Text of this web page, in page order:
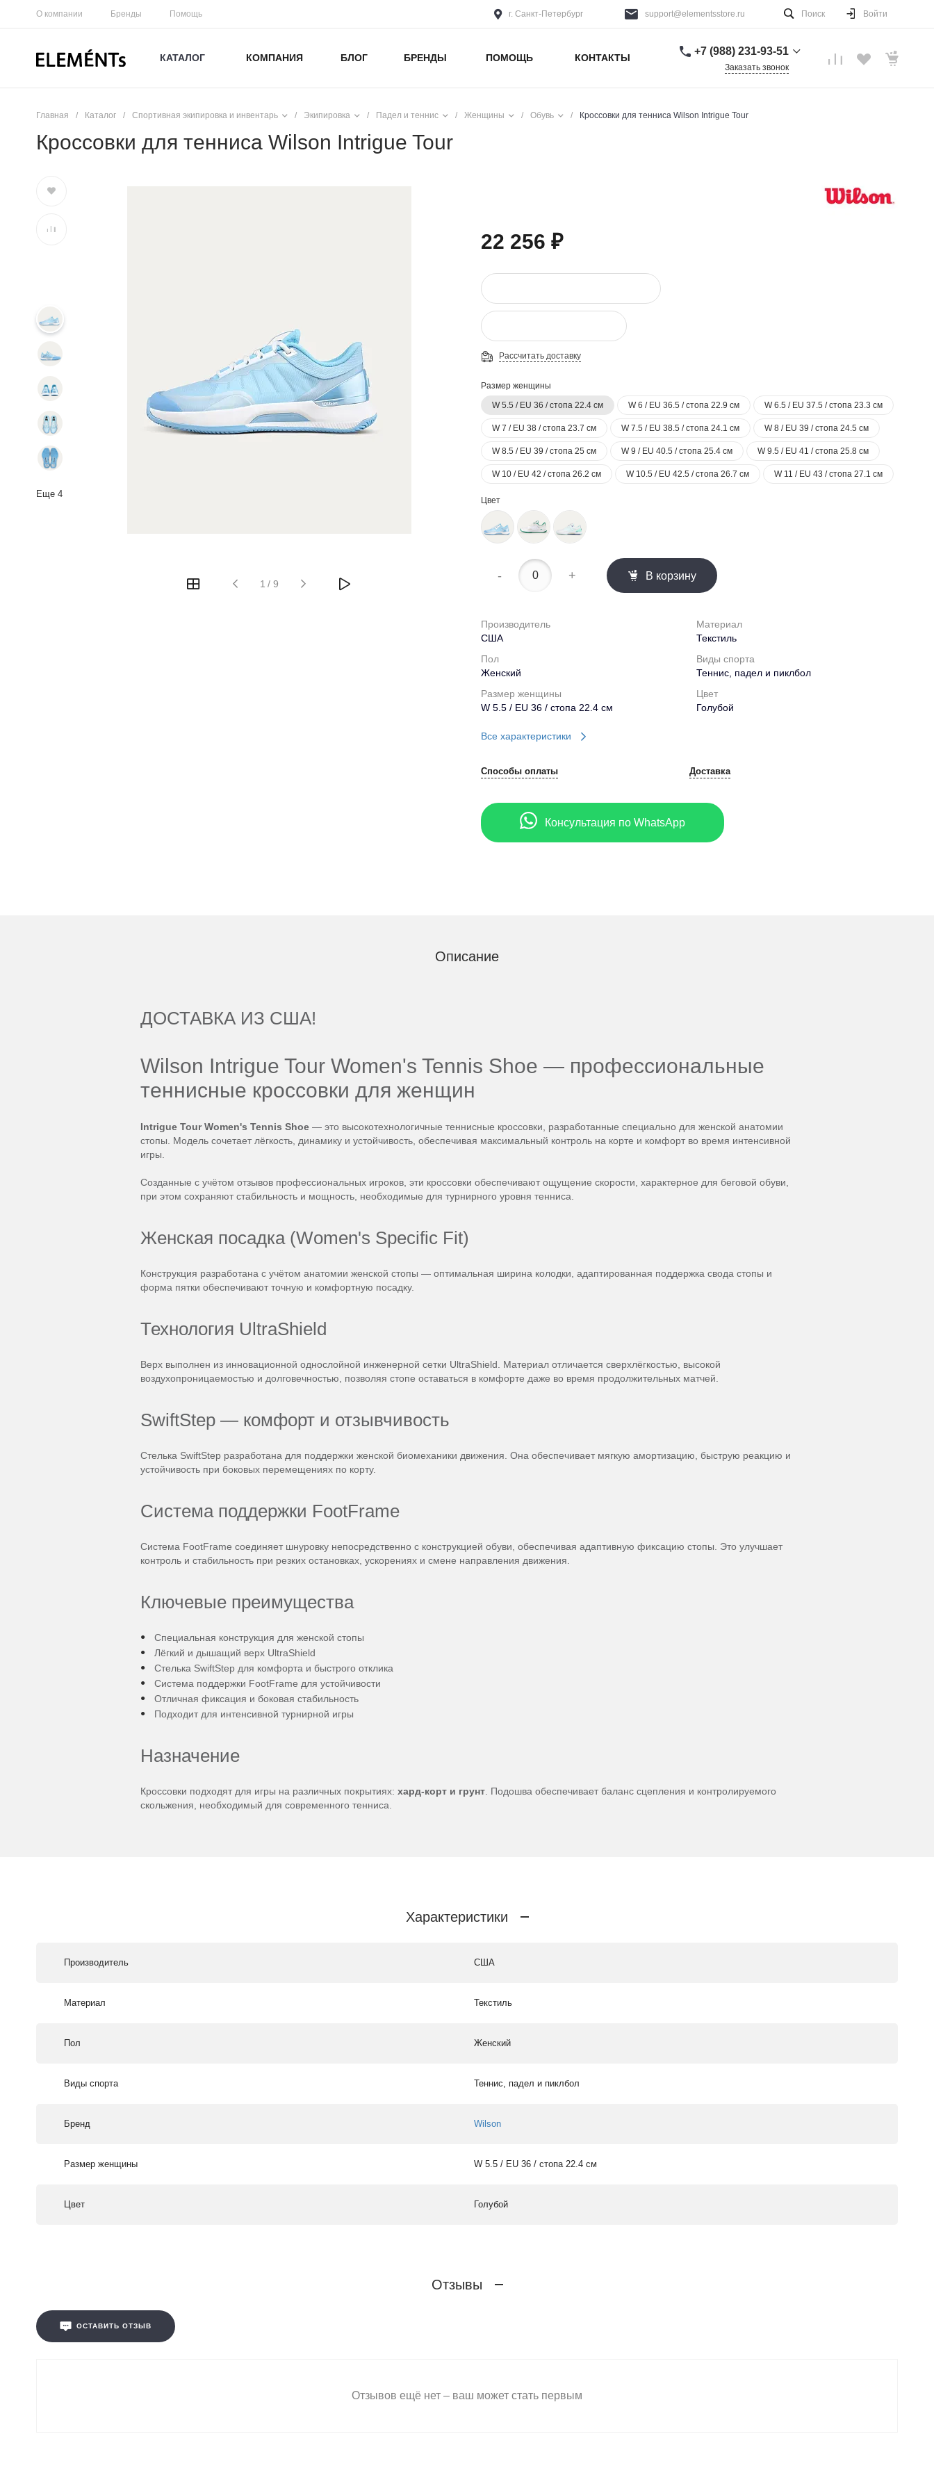
О компании Бренды Помощь г. Санкт-Петербург support@elementsstore.ru Поиск Войти
КАТАЛОГ КОМПАНИЯ БЛОГ БРЕНДЫ ПОМОЩЬ КОНТАКТЫ
+7 (988) 231-93-51
Заказать звонок
Главная / Каталог / Спортивная экипировка и инвентарь / Экипировка / Падел и теннис / Женщины / Обувь / Кроссовки для тенниса Wilson Intrigue Tour
Кроссовки для тенниса Wilson Intrigue Tour
Еще 4
1 / 9
22 256 ₽
Рассчитать доставку
Размер женщины
W 5.5 / EU 36 / стопа 22.4 см
W 6 / EU 36.5 / стопа 22.9 см W 6.5 / EU 37.5 / стопа 23.3 см
W 7 / EU 38 / стопа 23.7 см W 7.5 / EU 38.5 / стопа 24.1 см W 8 / EU 39 / стопа 24.5 см
W 8.5 / EU 39 / стопа 25 см W 9 / EU 40.5 / стопа 25.4 см W 9.5 / EU 41 / стопа 25.8 см
W 10 / EU 42 / стопа 26.2 см W 10.5 / EU 42.5 / стопа 26.7 см W 11 / EU 43 / стопа 27.1 см
Цвет
- + В корзину
Производитель
США
Материал
Текстиль
Пол
Женский
Виды спорта
Теннис, падел и пиклбол
Размер женщины
W 5.5 / EU 36 / стопа 22.4 см
Цвет
Голубой
Все характеристики
Способы оплаты Доставка
Консультация по WhatsApp
Описание
ДОСТАВКА ИЗ США!
Wilson Intrigue Tour Women's Tennis Shoe — профессиональные
теннисные кроссовки для женщин
Intrigue Tour Women's Tennis Shoe — это высокотехнологичные теннисные кроссовки, разработанные специально для женской анатомии
стопы. Модель сочетает лёгкость, динамику и устойчивость, обеспечивая максимальный контроль на корте и комфорт во время интенсивной
игры.
Созданные с учётом отзывов профессиональных игроков, эти кроссовки обеспечивают ощущение скорости, характерное для беговой обуви,
при этом сохраняют стабильность и мощность, необходимые для турнирного уровня тенниса.
Женская посадка (Women's Specific Fit)
Конструкция разработана с учётом анатомии женской стопы — оптимальная ширина колодки, адаптированная поддержка свода стопы и
форма пятки обеспечивают точную и комфортную посадку.
Технология UltraShield
Верх выполнен из инновационной однослойной инженерной сетки UltraShield. Материал отличается сверхлёгкостью, высокой
воздухопроницаемостью и долговечностью, позволяя стопе оставаться в комфорте даже во время продолжительных матчей.
SwiftStep — комфорт и отзывчивость
Стелька SwiftStep разработана для поддержки женской биомеханики движения. Она обеспечивает мягкую амортизацию, быструю реакцию и
устойчивость при боковых перемещениях по корту.
Система поддержки FootFrame
Система FootFrame соединяет шнуровку непосредственно с конструкцией обуви, обеспечивая адаптивную фиксацию стопы. Это улучшает
контроль и стабильность при резких остановках, ускорениях и смене направления движения.
Ключевые преимущества
Специальная конструкция для женской стопы
Лёгкий и дышащий верх UltraShield
Стелька SwiftStep для комфорта и быстрого отклика
Система поддержки FootFrame для устойчивости
Отличная фиксация и боковая стабильность
Подходит для интенсивной турнирной игры
Назначение
Кроссовки подходят для игры на различных покрытиях: хард-корт и грунт . Подошва обеспечивает баланс сцепления и контролируемого
скольжения, необходимый для современного тенниса.
Характеристики
Производитель США
Материал Текстиль
Пол Женский
Виды спорта Теннис, падел и пиклбол
Бренд Wilson
Размер женщины W 5.5 / EU 36 / стопа 22.4 см
Цвет Голубой
Отзывы
ОСТАВИТЬ ОТЗЫВ
Отзывов ещё нет – ваш может стать первым